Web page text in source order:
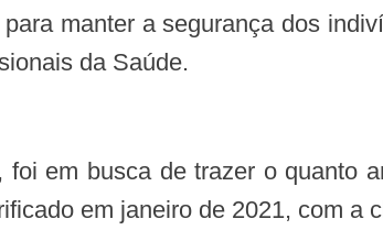
manter a segurança dos
da Saúde.
em janeiro de 2021, com a